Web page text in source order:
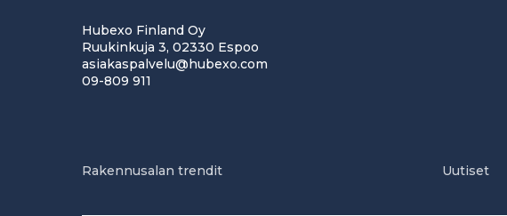
Hubexo Finland Oy
Ruukinkuja 3, 02330 Espoo
asiakaspalvelu@hubexo.com
09-809 911
Rakennusalan trendit Uutiset